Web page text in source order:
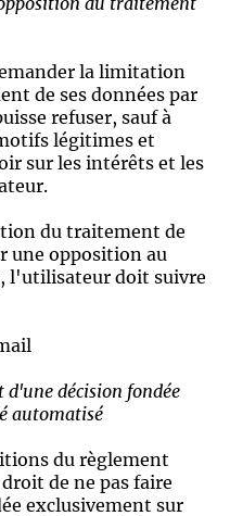
la limitation
de ses données par
refuser, sauf à
légitimes et
sur les intérêts et les
du traitement de
une opposition au
l'utilisateur doit suivre
décision fondée
automatisé
du règlement
de ne pas faire
exclusivement sur